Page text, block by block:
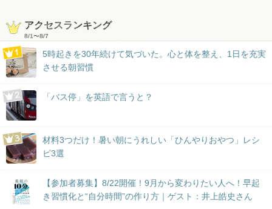
アクセスランキング
8/1〜8/7
5時起きを30年続けて気づいた。心と体を整え、1日を充実
させる朝習慣
「バス停」を英語で言うと？
材料3つだけ！暑い朝にうれしい「ひんやりおやつ」レシ
ピ3選
【参加者募集】8/22開催！9月から変わりたい人へ！早起
き習慣化と“自分時間”の作り方｜ゲスト：井上皓史さん